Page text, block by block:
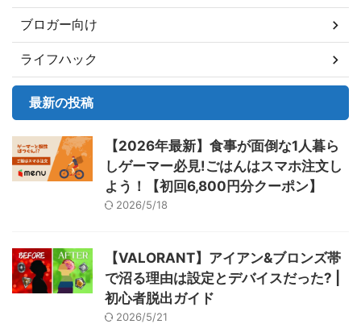
ブロガー向け
ライフハック
最新の投稿
【2026年最新】食事が面倒な1人暮ら
しゲーマー必見!ごはんはスマホ注文し
よう！【初回6,800円分クーポン】
2026/5/18
【VALORANT】アイアン&ブロンズ帯
で沼る理由は設定とデバイスだった? |
初心者脱出ガイド
2026/5/21